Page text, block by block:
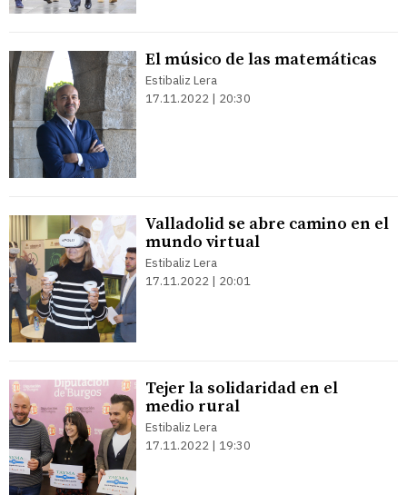
El músico de las matemáticas
Estibaliz Lera
17.11.2022 | 20:30
Valladolid se abre camino en el
mundo virtual
Estibaliz Lera
17.11.2022 | 20:01
Tejer la solidaridad en el
medio rural
Estibaliz Lera
17.11.2022 | 19:30